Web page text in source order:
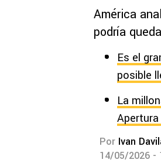
América
podría
Es el
posible
La
Apertura
Por Ivan
14/05/2026 -